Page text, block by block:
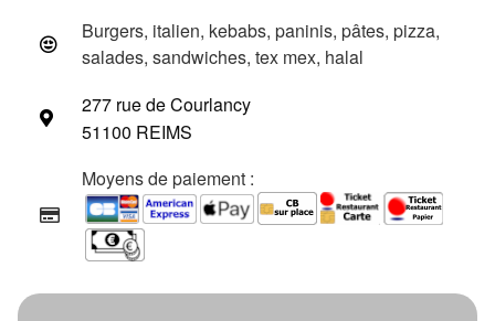
Burgers, italien, kebabs, paninis, pâtes, pizza,
salades, sandwiches, tex mex, halal
277 rue de Courlancy
51100 REIMS
Moyens de paiement :